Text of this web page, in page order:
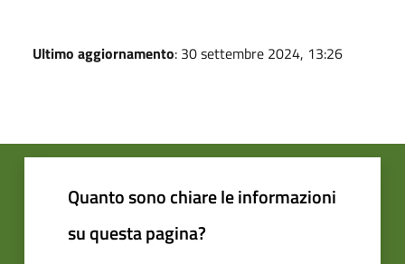
Ultimo aggiornamento: 30 settembre 2024, 13:26
Quanto sono chiare le informazioni
su questa pagina?